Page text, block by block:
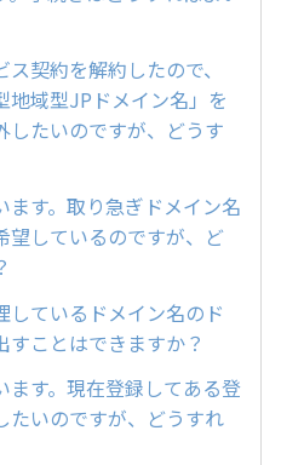
契約を解約したので、
地域型JPドメイン名」を
したいのですが、どうす
す。取り急ぎドメイン名
望しているのですが、ど
しているドメイン名のド
すことはできますか？
ます。現在登録してある登
たいのですが、どうすれ